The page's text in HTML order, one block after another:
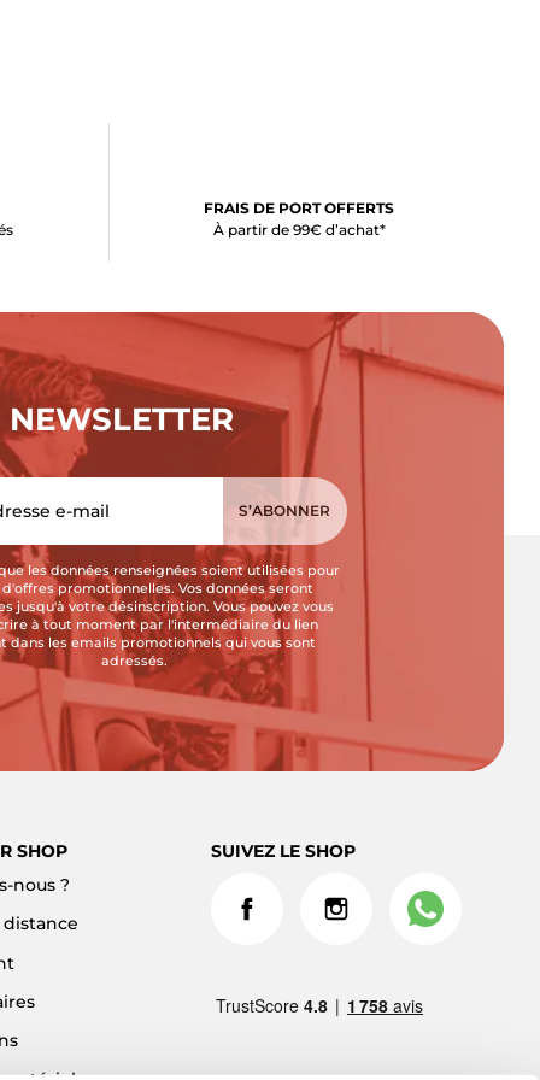
FRAIS DE PORT OFFERTS
À partir de 99€ d’achat*
NEWSLETTER
les données renseignées soient utilisées pour
d'offres promotionnelles. Vos données seront
jusqu'à votre désinscription. Vous pouvez vous
à tout moment par l'intermédiaire du lien
dans les emails promotionnels qui vous sont
adressés.
SHOP
nous ?
distance
SUIVEZ LE SHOP